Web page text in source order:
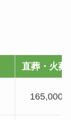
直葬・火葬
165,000